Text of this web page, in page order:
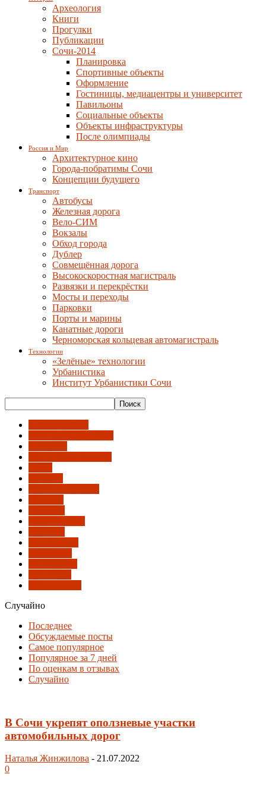
Археология
Книги
Прогулки
Публикации
Сочи-2014
Планировка
Спортивные объекты
Оформление
Гостиницы, медиацентры и университет
Павильоны
Социальные объекты
Объекты инфраструктуры
После олимпиады
Россия и Мир
Архитектурное кино
Города-побратимы Сочи
Концепции будущего
Транспорт
Автобусы
Железная дорога
Вело-СИМ
Вокзалы
Обход города
Дублер
Совмещённая дорога
Высокоскоростная магистраль
Развязки и перекрёстки
Мосты и переходы
Парковки
Порты и марины
Канатные дороги
Черноморская кольцевая автомагистраль
Технологии
«Зелёные» технологии
Урбанистика
Институт Урбанистики Сочи
Случайно
Последнее
Обсуждаемые посты
Самое популярное
Популярное за 7 дней
По оценкам в отзывах
Случайно
В Сочи укрепят оползневые участки
автомобильных дорог
Наталья Жинжилова - 21.07.2022
0